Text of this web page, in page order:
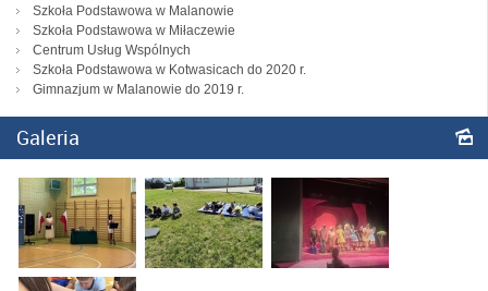
Szkoła Podstawowa w Malanowie
Szkoła Podstawowa w Miłaczewie
Centrum Usług Wspólnych
Szkoła Podstawowa w Kotwasicach do 2020 r.
Gimnazjum w Malanowie do 2019 r.
Galeria